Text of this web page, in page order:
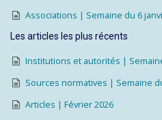
Associations | Semaine du 6
Les articles les plus récents
Institutions et autorités |
Sources normatives | Semaine
Articles | Février 2026